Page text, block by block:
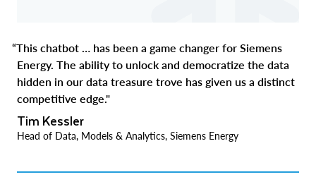
“This chatbot … has been a game changer for Siemens
Energy. The ability to unlock and democratize the data
hidden in our data treasure trove has given us a distinct
competitive edge."
Tim Kessler
Head of Data, Models & Analytics, Siemens Energy